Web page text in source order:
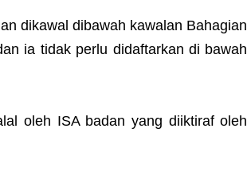
dikawal dibawah kawalan Bahagian
ia tidak perlu didaftarkan di bawah
oleh ISA badan yang diiktiraf oleh